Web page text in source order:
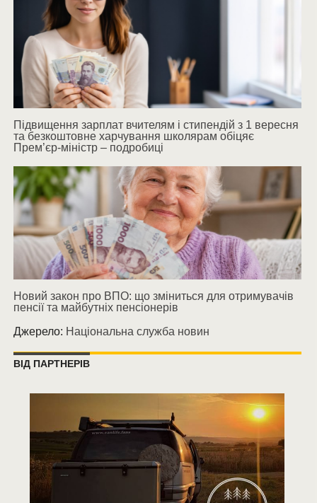
Підвищення зарплат вчителям і стипендій з 1 вересня
та безкоштовне харчування школярам обіцяє
Прем’єр-міністр – подробиці
Новий закон про ВПО: що зміниться для отримувачів
пенсії та майбутніх пенсіонерів
Джерело: Національна служба новин
ВІД ПАРТНЕРІВ